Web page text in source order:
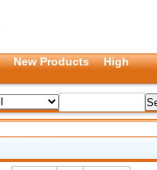
New Products
High